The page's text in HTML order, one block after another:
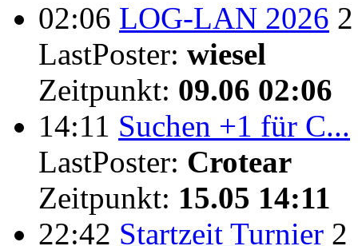
02:06 LOG-LAN 2026 2
LastPoster: wiesel
Zeitpunkt: 09.06 02:06
14:11 Suchen +1 für C...
LastPoster: Crotear
Zeitpunkt: 15.05 14:11
22:42 Startzeit Turnier 2